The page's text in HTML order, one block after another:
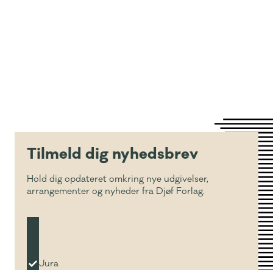
Tilmeld dig nyhedsbrev
Hold dig opdateret omkring nye udgivelser,
arrangementer og nyheder fra Djøf Forlag.
Jura